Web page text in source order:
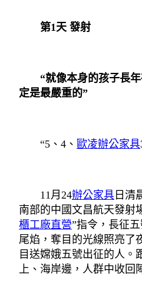
第1天 發射
“就像本身的孩子長年
定是最嚴重的”
“5、4、 歐凌辦公家具
11月24辦公家具 日清
南部的中國文昌航天發射
櫃工廠直營”指令，長征
尾焰，奪目的光線照亮了
目送嫦娥五號出征的人。
上、海岸邊，人群中收回